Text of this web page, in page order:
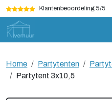
Klantenbeoordeling 5/5
Home Partytenten
Partytent 3x10,5